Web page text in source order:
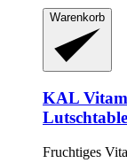
Warenkorb
KAL
Fruchtiges